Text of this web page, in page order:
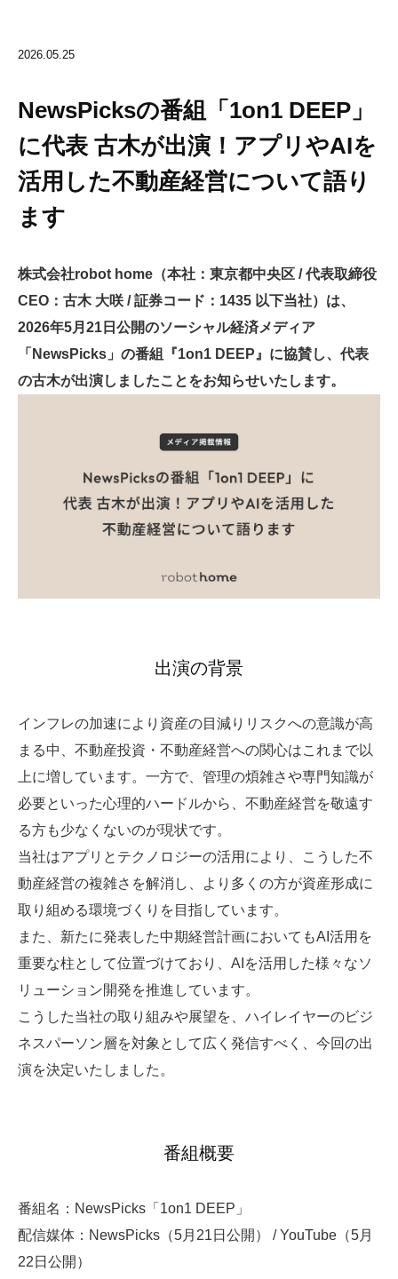
2026.05.25
NewsPicksの番組「1on1 DEEP」
に代表 古木が出演！アプリやAIを
活用した不動産経営について語り
ます
株式会社robot home（本社：東京都中央区 / 代表取締役
CEO：古木 大咲 / 証券コード：1435 以下当社）は、
2026年5月21日公開のソーシャル経済メディア
「NewsPicks」の番組『1on1 DEEP』に協賛し、代表
の古木が出演しましたことをお知らせいたします。
出演の背景
インフレの加速により資産の目減りリスクへの意識が高
まる中、不動産投資・不動産経営への関心はこれまで以
上に増しています。一方で、管理の煩雑さや専門知識が
必要といった心理的ハードルから、不動産経営を敬遠す
る方も少なくないのが現状です。
当社はアプリとテクノロジーの活用により、こうした不
動産経営の複雑さを解消し、より多くの方が資産形成に
取り組める環境づくりを目指しています。
また、新たに発表した中期経営計画においてもAI活用を
重要な柱として位置づけており、AIを活用した様々なソ
リューション開発を推進しています。
こうした当社の取り組みや展望を、ハイレイヤーのビジ
ネスパーソン層を対象として広く発信すべく、今回の出
演を決定いたしました。
番組概要
番組名：NewsPicks「1on1 DEEP」
配信媒体：NewsPicks（5月21日公開） / YouTube（5月
22日公開）